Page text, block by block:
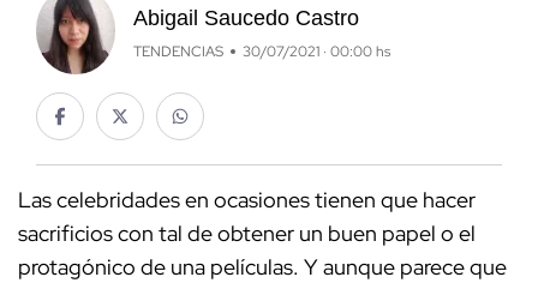
Abigail Saucedo Castro
TENDENCIAS 30/07/2021 · 00:00 hs
Las celebridades en ocasiones tienen que hacer
sacrificios con tal de obtener un buen papel o el
protagónico de una películas. Y aunque parece que